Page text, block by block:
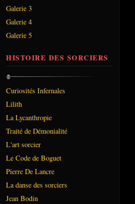
Galerie 3
Galerie 4
Galerie 5
HISTOIRE DES SORCIERS
Curiosités Infernales
Lilith
La Lycanthropie
Traité de Démonialité
L'art sorcier
Le Code de Boguet
Pierre De Lancre
La danse des sorciers
Jean Bodin